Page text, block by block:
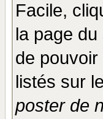
Facile,
la page
de
listés sur
poster de